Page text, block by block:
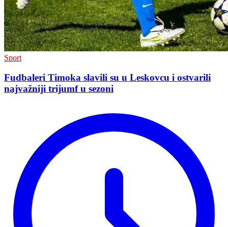
Sport
Fudbaleri Timoka slavili su u Leskovcu i ostvarili
najvažniji trijumf u sezoni